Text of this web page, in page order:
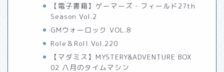
【電子書籍】ゲーマーズ・フィールド27th
Season Vol.2
GMウォーロック VOL.8
Role＆Roll Vol.220
【マダミス】MYSTERY&ADVENTURE BOX
02 八月のタイムマシン